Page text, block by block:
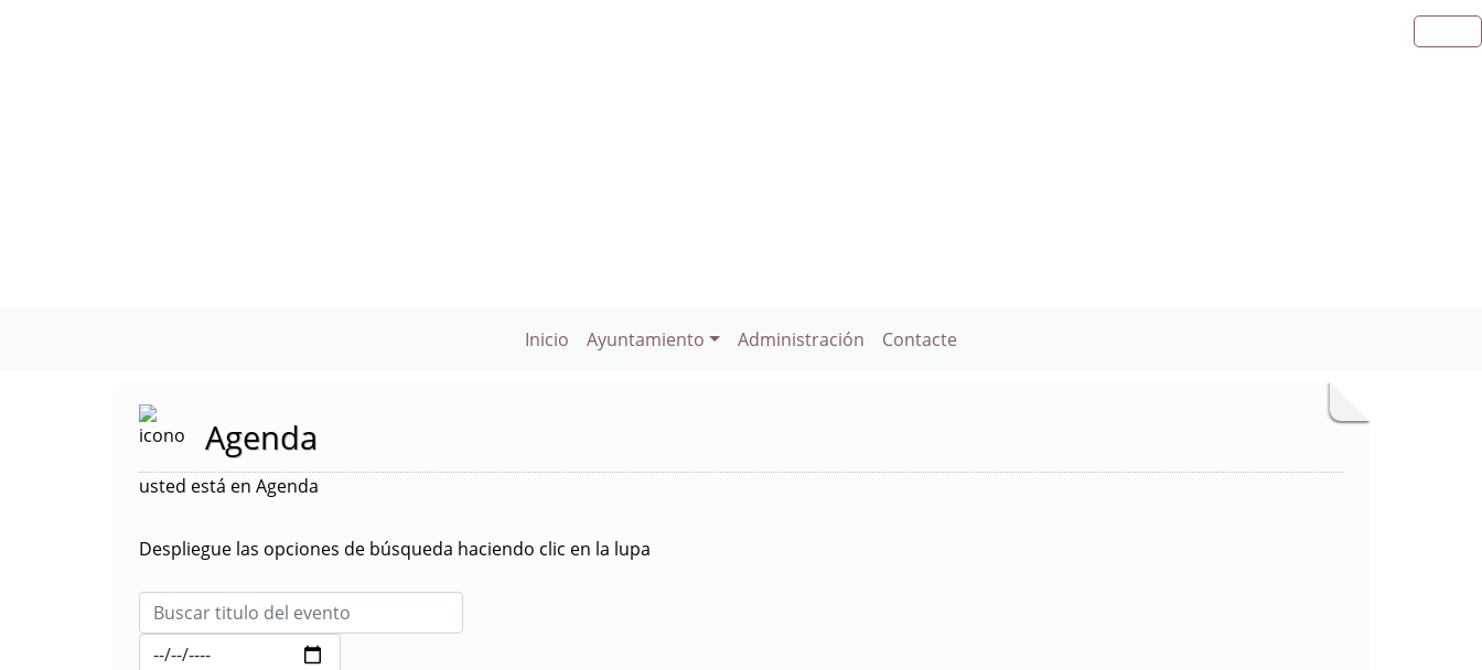
Inicio Ayuntamiento Administración Contacte
Agenda
usted está en Agenda
Despliegue las opciones de búsqueda haciendo clic en la lupa